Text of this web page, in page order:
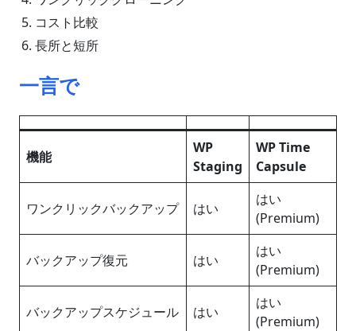
コスト比較
長所と短所
一言で
機能
WP
Staging
WP Time
Capsule
ワンクリックバックアップ はい
はい
(Premium)
バックアップ復元 はい
はい
(Premium)
バックアップスケジュール はい
はい
(Premium)